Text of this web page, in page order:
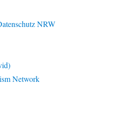
NRW
Network